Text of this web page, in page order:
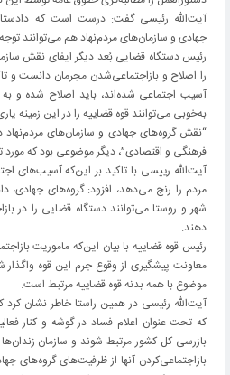
آیت‌الله رئیسی گفت: درست است که
جهادی و سازمان‌های مردم‌نهاد هم می‌توانند
رئیس دستگاه قضایی بُعد دیگر ایفای نقش
را اصلاح و بازاجتماعی‌شدن مجرمان دانست و
آسیب اجتماعی شده‌اند، باید اصلاح شده و به
به‌خوبی می‌توانند قوه قضاییه را در این زمینه
“نقش گروه‌های جهادی و سازمان‌های
فرهنگی و اقتصادی”، دیگر موضوعی بود که مورد
آیت‌الله رییسی با تاکید بر این‌که آسیب‌های
مردم را رنج می‌دهد، افزود: گروه‌های جهادی،
شهر و روستا می‌توانند دستگاه قضایی را در
دهند.
رئیس قوه قضاییه با بیان این‌که ماموریت
معاونت پیشگیری از وقوع جرم این قوه
موضوع با همه بدنه قوه قضاییه مرتبط است.
آیت‌الله رئیسی در همین راستا خاطر نشان کرد
که تحت عنوان اعلام فساد در گوشه و کنار
بازرسی کل کشور مرتبط شوند و سازمان
بازاجتماعی‌کردن آنها از ظرفیت‌های